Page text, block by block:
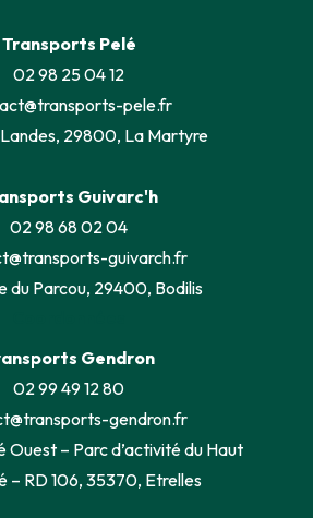
Transports Pelé
02 98 25 04 12
pele.fr
29800, La Martyre
Guivarc'h
02 98 68 02 04
guivarch.fr
du Parcou, 29400, Bodilis
Gendron
02 99 49 12 80
gendron.fr
Ouest – Parc d’activité du Haut
– RD 106, 35370, Etrelles